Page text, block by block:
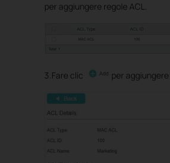
per aggiungere regole ACL.
3.Fare clic per aggiungere